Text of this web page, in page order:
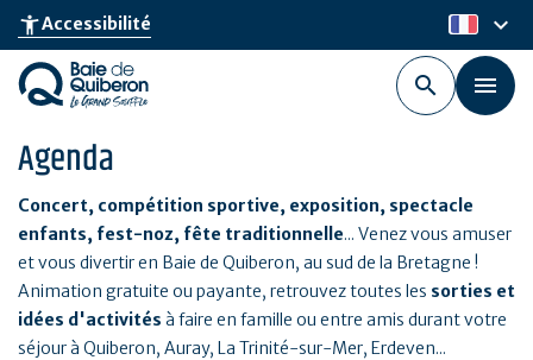
Aller
au
contenu
principal
accessibility_newAccessibilité fr
keyboard_arrow_down
Agenda
Concert, compétition sportive, exposition, spectacle
enfants, fest-noz, fête traditionnelle... Venez vous amuser
et vous divertir en Baie de Quiberon, au sud de la Bretagne !
Animation gratuite ou payante, retrouvez toutes les sorties et
idées d'activités à faire en famille ou entre amis durant votre
séjour à Quiberon, Auray, La Trinité-sur-Mer, Erdeven...